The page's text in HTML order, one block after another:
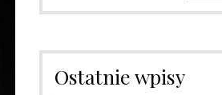
Ostatnie wpisy